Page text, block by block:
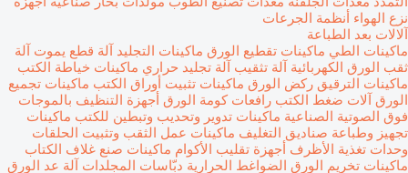
نزع الهواء أنظمة الجرعات
آلالات بعد الطباعة
ماكينات الطي ماكينات تقطيع الورق ماكينات التجليد آلة قطع يموت آلة
ثقب الورق الكهربائية آلة تثقيب آلة تجليد حراري ماكينات خياطة الكتب
ماكينات الترقيق ركض الورق ماكينات تثبيت أوراق الكتب ماكينات تجميع
الورق آلات ضغط الكتب رافعات كومة الورق أجهزة التنظيف بالموجات
فوق الصوتية الصناعية ماكينات تدوير وتحديب وتبطين للكتب ماكينات
تجهيز وطباعة صناديق التغليف ماكينات عمل الثقب وتثبيت الحلقات
وحدات تغذية الأظرف أجهزة تقليب الأكوام ماكينات صنع غلاف الكتاب
ماكينات تخريم الورق الضواغط الحرارية دبّاسات المجلدات آلة عد الورق